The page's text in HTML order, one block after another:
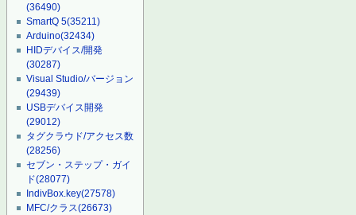
(36490)
SmartQ 5(35211)
Arduino(32434)
HIDデバイス/開発
(30287)
Visual Studio/バージョン
(29439)
USBデバイス開発
(29012)
タグクラウド/アクセス数
(28256)
セブン・ステップ・ガイ
ド(28077)
IndivBox.key(27578)
MFC/クラス(26673)